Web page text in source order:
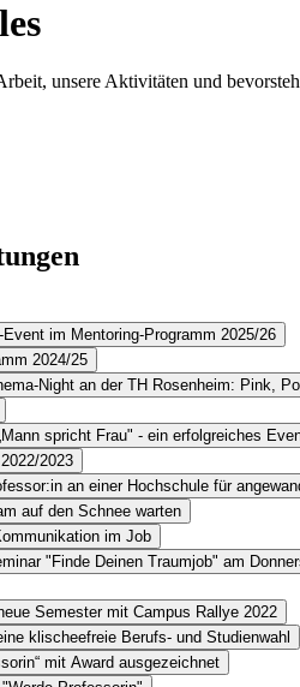
unsere Aktivitäten und
im Mentoring-Programm 2025/26
2024/25
Night an der TH Rosenheim: Pink,
spricht Frau" - ein erfolgreiches
2023
an einer Hochschule für
auf den Schnee warten
im Job
"Finde Deinen Traumjob" am
Semester mit Campus Rallye 2022
klischeefreie Berufs- und Studienwahl
mit Award ausgezeichnet